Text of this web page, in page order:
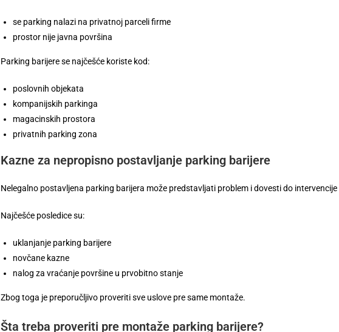
se parking nalazi na privatnoj parceli firme
prostor nije javna površina
Parking barijere se najčešće koriste kod:
poslovnih objekata
kompanijskih parkinga
magacinskih prostora
privatnih parking zona
Kazne za nepropisno postavljanje parking barijere
Nelegalno postavljena parking barijera može predstavljati problem i dovesti do
Najčešće posledice su:
uklanjanje parking barijere
novčane kazne
nalog za vraćanje površine u prvobitno stanje
Zbog toga je preporučljivo proveriti sve uslove pre same montaže.
Šta treba proveriti pre montaže parking barijere?